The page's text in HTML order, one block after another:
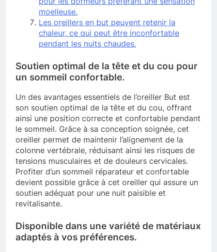
moelleuse.
Les oreillers en but peuvent retenir la
chaleur, ce qui peut être inconfortable
pendant les nuits chaudes.
Soutien optimal de la tête et du cou pour
un sommeil confortable.
Un des avantages essentiels de l’oreiller But est
son soutien optimal de la tête et du cou, offrant
ainsi une position correcte et confortable pendant
le sommeil. Grâce à sa conception soignée, cet
oreiller permet de maintenir l’alignement de la
colonne vertébrale, réduisant ainsi les risques de
tensions musculaires et de douleurs cervicales.
Profiter d’un sommeil réparateur et confortable
devient possible grâce à cet oreiller qui assure un
soutien adéquat pour une nuit paisible et
revitalisante.
Disponible dans une variété de matériaux
adaptés à vos préférences.